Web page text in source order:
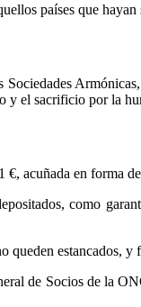
países que
y el sacrificio por la
acuñada en forma
como
estancados, y
de Socios de